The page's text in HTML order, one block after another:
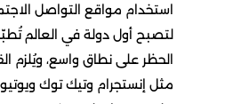
لتصبح أول دولة في العالم
الحظر على نطاق واسع، ويُلزم
مثل إنستجرام وتيك توك